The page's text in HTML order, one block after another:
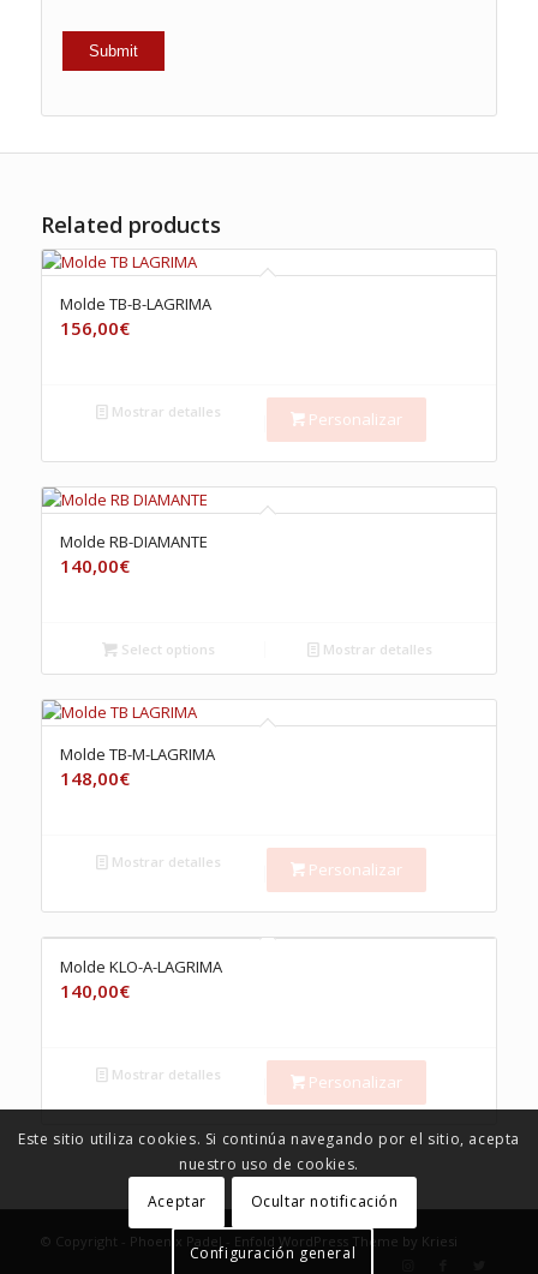
Related products
Molde TB-B-LAGRIMA
156,00€
Personalizar
Mostrar detalles
Molde RB-DIAMANTE
140,00€
Select options Mostrar detalles
Molde TB-M-LAGRIMA
148,00€
Personalizar
Mostrar detalles
Molde KLO-A-LAGRIMA
140,00€
Personalizar
Mostrar detalles
© Copyright - Phoenix Padel Enfold WordPress Theme by Kriesi
Este sitio utiliza cookies. Si continúa navegando por el sitio, acepta
nuestro uso de cookies.
Aceptar
Ocultar notificación
Configuración general